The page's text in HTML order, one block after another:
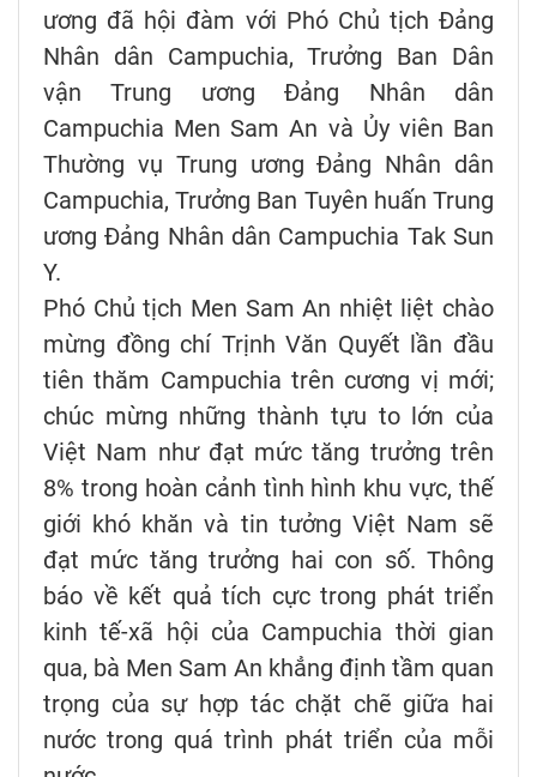
ương đã hội đàm với Phó Chủ tịch Đảng
Nhân dân Campuchia, Trưởng Ban Dân
vận Trung ương Đảng Nhân dân
Campuchia Men Sam An và Ủy viên Ban
Thường vụ Trung ương Đảng Nhân dân
Campuchia, Trưởng Ban Tuyên huấn Trung
ương Đảng Nhân dân Campuchia Tak Sun
Y.
Phó Chủ tịch Men Sam An nhiệt liệt chào
mừng đồng chí Trịnh Văn Quyết lần đầu
tiên thăm Campuchia trên cương vị mới;
chúc mừng những thành tựu to lớn của
Việt Nam như đạt mức tăng trưởng trên
8% trong hoàn cảnh tình hình khu vực, thế
giới khó khăn và tin tưởng Việt Nam sẽ
đạt mức tăng trưởng hai con số. Thông
báo về kết quả tích cực trong phát triển
kinh tế-xã hội của Campuchia thời gian
qua, bà Men Sam An khẳng định tầm quan
trọng của sự hợp tác chặt chẽ giữa hai
nước trong quá trình phát triển của mỗi